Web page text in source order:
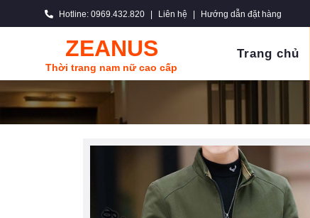
Hotline: 0969.432.820 Liên hệ Hướng dẫn đặt hàng
ZEANUS
Thời trang nam nữ cao cấp
Trang chủ